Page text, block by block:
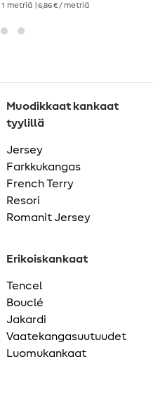
1 metriä | 6,86 € / metriä
Muodikkaat kankaat
tyylillä
Jersey
Farkkukangas
French Terry
Resori
Romanit Jersey
Erikoiskankaat
Tencel
Bouclé
Jakardi
Vaatekangasuutuudet
Luomukankaat